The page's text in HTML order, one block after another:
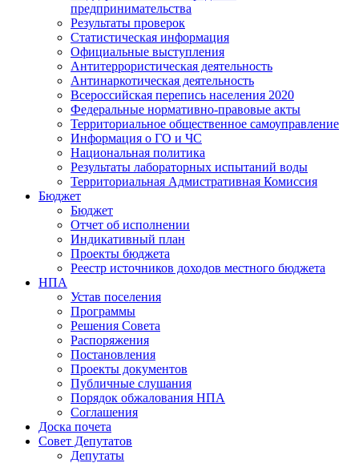
предпринимательства
Результаты проверок
Статистическая информация
Официальные выступления
Антитеррористическая деятельность
Антинаркотическая деятельность
Всероссийская перепись населения 2020
Федеральные нормативно-правовые акты
Территориальное общественное самоуправление
Информация о ГО и ЧС
Национальная политика
Результаты лабораторных испытаний воды
Территориальная Адмистративная Комиссия
Бюджет
Бюджет
Отчет об исполнении
Индикативный план
Проекты бюджета
Реестр источников доходов местного бюджета
НПА
Устав поселения
Программы
Решения Совета
Распоряжения
Постановления
Проекты документов
Публичные слушания
Порядок обжалования НПА
Соглашения
Доска почета
Совет Депутатов
Депутаты